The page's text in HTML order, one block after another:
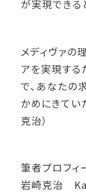
が実現できる
メディヴァの
アを実現す
で、あなたの
かめにきてい
克治）
筆者プロフィ
岩崎克治